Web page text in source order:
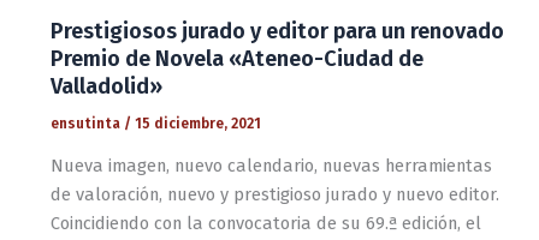
Prestigiosos jurado y editor para un renovado
Premio de Novela «Ateneo-Ciudad de
Valladolid»
ensutinta / 15 diciembre, 2021
Nueva imagen, nuevo calendario, nuevas herramientas
de valoración, nuevo y prestigioso jurado y nuevo editor.
Coincidiendo con la convocatoria de su 69.ª edición, el